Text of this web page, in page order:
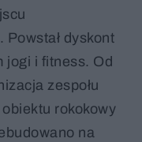
dyskont
jogi i fitness. Od
zespołu
rokokowy
na